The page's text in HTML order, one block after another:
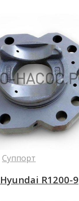
Суппорт
R1200-9